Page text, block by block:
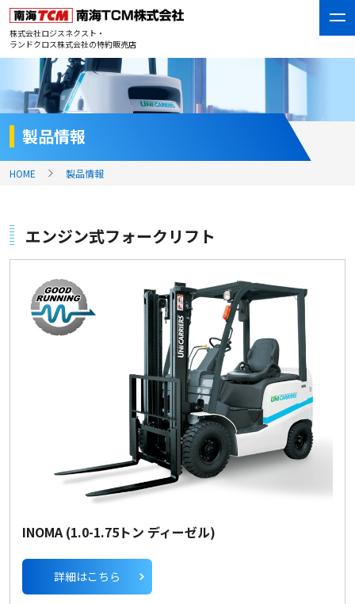
株式会社ロジスネクスト・
ランドクロス株式会社の特約販売店
製品情報
HOME 製品情報
エンジン式フォークリフト
INOMA (1.0-1.75トン ディーゼル)
詳細はこちら